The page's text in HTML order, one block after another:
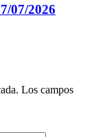
07/2026
Los campos